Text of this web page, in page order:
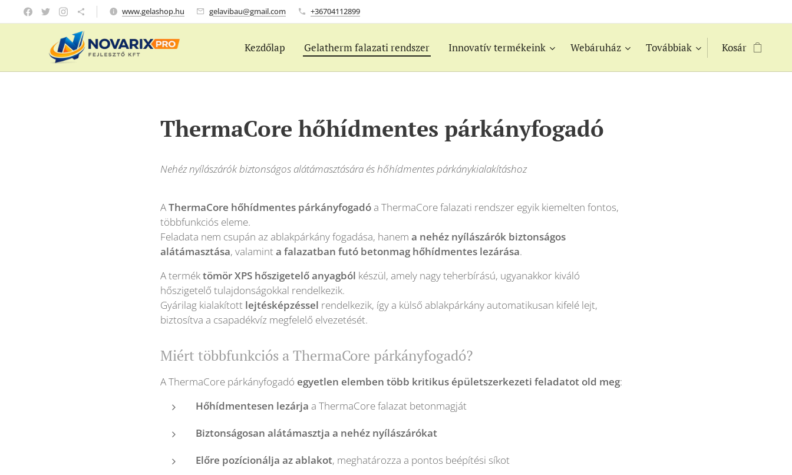
www.gelashop.hu gelavibau@gmail.com +36704112899
Kezdőlap Gelatherm falazati rendszer Innovatív termékeink Webáruház Továbbiak Kosár
ThermaCore hőhídmentes párkányfogadó
Nehéz nyílászárók biztonságos alátámasztására és hőhídmentes párkánykialakításhoz
AThermaCore hőhídmentes párkányfogadóa ThermaCore falazati rendszer egyik kiemelten fontos,
többfunkciós eleme.
Feladata nem csupán az ablakpárkány fogadása, hanem a nehéz nyílászárók biztonságos
alátámasztása, valaminta falazatban futó betonmag hőhídmentes lezárása.
A terméktömör XPS hőszigetelő anyagból készül, amely nagy teherbírású, ugyanakkor kiváló
hőszigetelő tulajdonságokkal rendelkezik.
Gyárilag kialakított lejtésképzéssel rendelkezik, így a külső ablakpárkány automatikusan kifelé lejt,
biztosítva a csapadékvíz megfelelő elvezetését.
Miért többfunkciós a ThermaCore párkányfogadó?
A ThermaCore párkányfogadó egyetlen elemben több kritikus épületszerkezeti feladatot old meg:
Hőhídmentesen lezárja a ThermaCore falazat betonmagját
Biztonságosan alátámasztja a nehéz nyílászárókat
Előre pozícionálja az ablakot, meghatározza a pontos beépítési síkot